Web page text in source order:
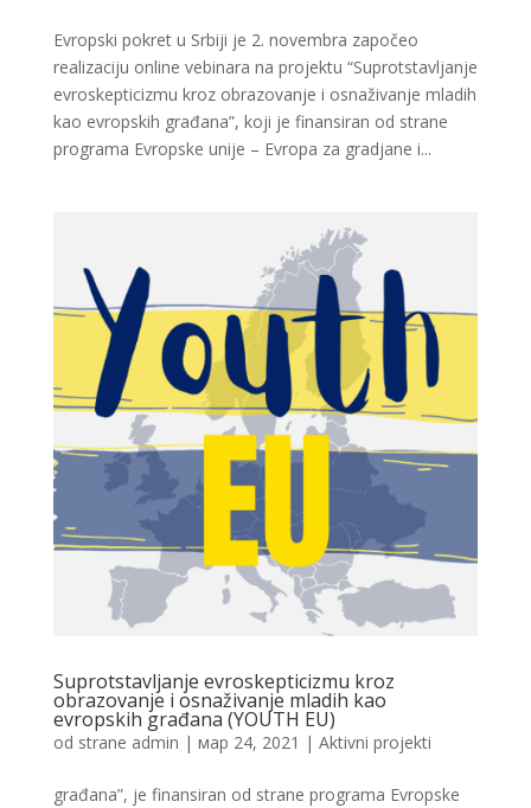
Evropski pokret u Srbiji je 2. novembra započeo
realizaciju online vebinara na projektu “Suprotstavljanje
evroskepticizmu kroz obrazovanje i osnaživanje mladih
kao evropskih građana”, koji je finansiran od strane
programa Evropske unije – Evropa za gradjane i...
Suprotstavljanje evroskepticizmu kroz
obrazovanje i osnaživanje mladih kao
evropskih građana (YOUTH EU)
od strane admin | мар 24, 2021 | Aktivni projekti
građana”, je finansiran od strane programa Evropske